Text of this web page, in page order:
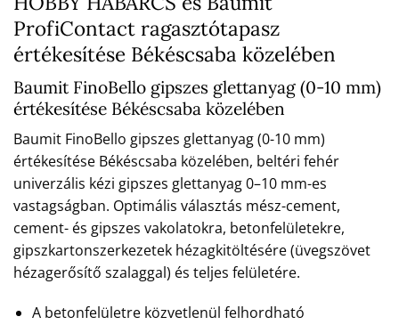
ProfiContact ragasztótapasz
értékesítése Békéscsaba közelében
Baumit FinoBello gipszes glettanyag (0-10 mm)
értékesítése Békéscsaba közelében
Baumit FinoBello gipszes glettanyag (0-10 mm)
értékesítése Békéscsaba közelében, beltéri fehér
univerzális kézi gipszes glettanyag 0–10 mm-es
vastagságban. Optimális választás mész-cement,
cement- és gipszes vakolatokra, betonfelületekre,
gipszkartonszerkezetek hézagkitöltésére (üvegszövet
hézagerősítő szalaggal) és teljes felületére.
A betonfelületre közvetlenül felhordható